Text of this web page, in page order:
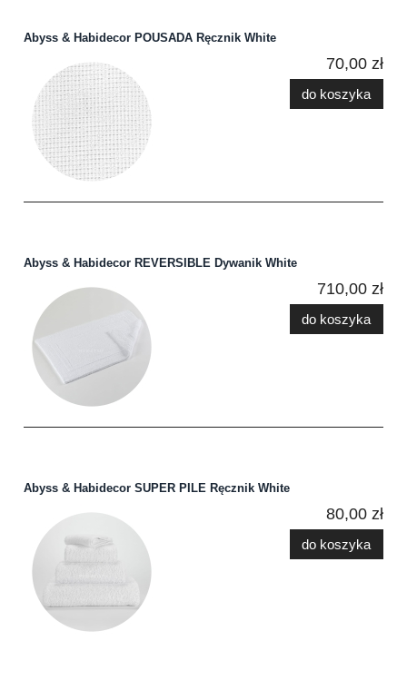
Abyss & Habidecor POUSADA Ręcznik White
70,00 zł
do koszyka
Abyss & Habidecor REVERSIBLE Dywanik White
710,00 zł
do koszyka
Abyss & Habidecor SUPER PILE Ręcznik White
80,00 zł
do koszyka